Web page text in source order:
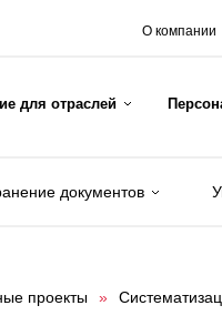
О компании
для отраслей
документов
проекты »